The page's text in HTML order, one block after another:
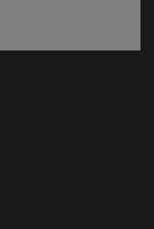
ventana)
ventana)